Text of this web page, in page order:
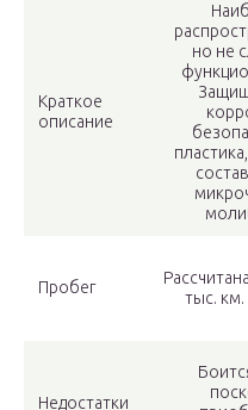
Краткое
описание
но не
Пробег
тыс. км.
Недостатки